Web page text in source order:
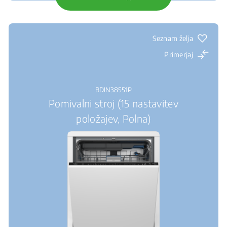
Seznam želja
Primerjaj
BDIN38551P
Pomivalni stroj (15 nastavitev
položajev, Polna)